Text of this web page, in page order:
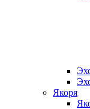
Якоря